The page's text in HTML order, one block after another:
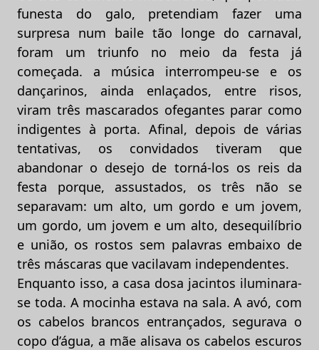
funesta do galo, pretendiam fazer uma
surpresa num baile tão longe do carnaval,
foram um triunfo no meio da festa já
começada. a música interrompeu-se e os
dançarinos, ainda enlaçados, entre risos,
viram três mascarados ofegantes parar como
indigentes à porta. Afinal, depois de várias
tentativas, os convidados tiveram que
abandonar o desejo de torná-los os reis da
festa porque, assustados, os três não se
separavam: um alto, um gordo e um jovem,
um gordo, um jovem e um alto, desequilíbrio
e união, os rostos sem palavras embaixo de
três máscaras que vacilavam independentes.
Enquanto isso, a casa dosa jacintos iluminara-
se toda. A mocinha estava na sala. A avó, com
os cabelos brancos entrançados, segurava o
copo d’água, a mãe alisava os cabelos escuros